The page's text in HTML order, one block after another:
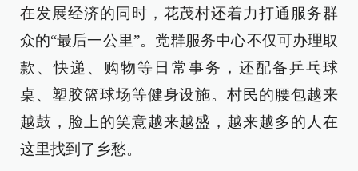
在发展经济的同时，花茂村还着力打通服务群
众的“最后一公里”。党群服务中心不仅可办理取
款、快递、购物等日常事务，还配备乒乓球
桌、塑胶篮球场等健身设施。村民的腰包越来
越鼓，脸上的笑意越来越盛，越来越多的人在
这里找到了乡愁。